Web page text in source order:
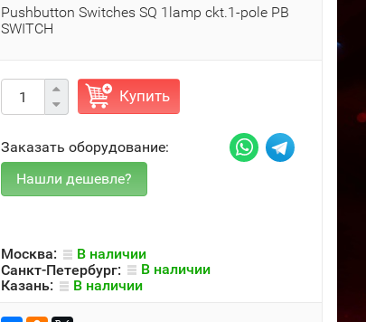
Pushbutton Switches SQ 1lamp ckt.1-pole PB
SWITCH
Купить
Заказать оборудование:
Москва:
В наличии
Санкт-Петербург:
В наличии
Казань:
В наличии